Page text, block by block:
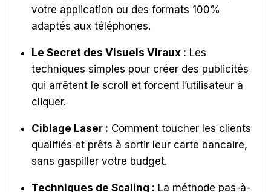
votre application ou des formats 100%
adaptés aux téléphones.
Le Secret des Visuels Viraux : Les
techniques simples pour créer des publicités
qui arrêtent le scroll et forcent l’utilisateur à
cliquer.
Ciblage Laser : Comment toucher les clients
qualifiés et prêts à sortir leur carte bancaire,
sans gaspiller votre budget.
Techniques de Scaling : La méthode pas-à-